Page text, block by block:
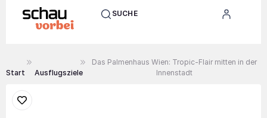
SUCHE
Start Ausflugsziele
Das Palmenhaus Wien: Tropic-Flair mitten in der
Innenstadt